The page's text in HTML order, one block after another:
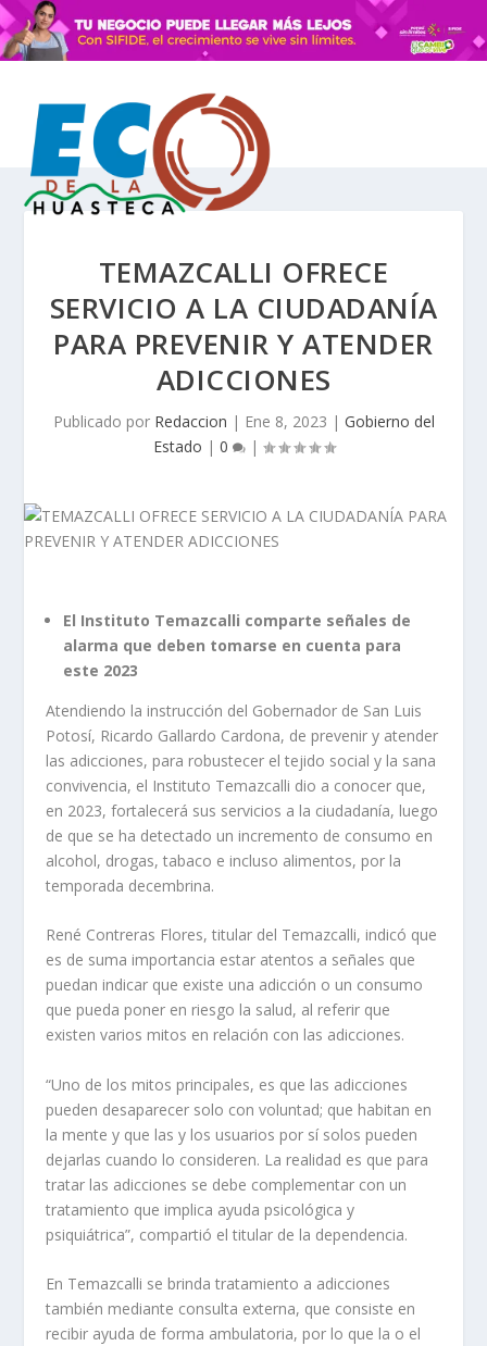
TEMAZCALLI OFRECE
SERVICIO A LA CIUDADANÍA
PARA PREVENIR Y ATENDER
ADICCIONES
Publicado por Redaccion | Ene 8, 2023 | Gobierno del
Estado | 0 |
El Instituto Temazcalli comparte señales de
alarma que deben tomarse en cuenta para
este 2023
Atendiendo la instrucción del Gobernador de San Luis
Potosí, Ricardo Gallardo Cardona, de prevenir y atender
las adicciones, para robustecer el tejido social y la sana
convivencia, el Instituto Temazcalli dio a conocer que,
en 2023, fortalecerá sus servicios a la ciudadanía, luego
de que se ha detectado un incremento de consumo en
alcohol, drogas, tabaco e incluso alimentos, por la
temporada decembrina.
René Contreras Flores, titular del Temazcalli, indicó que
es de suma importancia estar atentos a señales que
puedan indicar que existe una adicción o un consumo
que pueda poner en riesgo la salud, al referir que
existen varios mitos en relación con las adicciones.
“Uno de los mitos principales, es que las adicciones
pueden desaparecer solo con voluntad; que habitan en
la mente y que las y los usuarios por sí solos pueden
dejarlas cuando lo consideren. La realidad es que para
tratar las adicciones se debe complementar con un
tratamiento que implica ayuda psicológica y
psiquiátrica”, compartió el titular de la dependencia.
En Temazcalli se brinda tratamiento a adicciones
también mediante consulta externa, que consiste en
recibir ayuda de forma ambulatoria, por lo que la o el